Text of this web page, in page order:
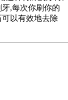
,每次你刷你的
以有效地去除